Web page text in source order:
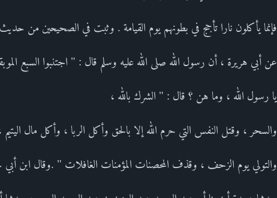
فإنما يأكلون نارا تأجج في بطونهم يوم القيامة . وثبت في الصحيحين من
عن أبي هريرة ، أن رسول الله صلى الله عليه وسلم قال : " اجتنبوا السبع
يا رسول الله ، وما هن ؟ قال : " الشرك بالله ،
والسحر ، وقتل النفس التي حرم الله إلا بالحق وأكل الربا ، وأكل مال اليتيم
والتولي يوم الزحف ، وقذف المحصنات المؤمنات الغافلات " .وقال ابن أبي